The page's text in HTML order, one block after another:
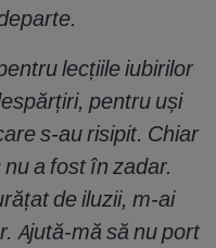
lecțiile iubirilor
pentru uși
s-au risipit. Chiar
a fost în zadar.
de iluzii, m-ai
Ajută-mă să nu port